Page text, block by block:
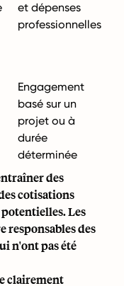
et dépenses
professionnelles
Engagement
basé sur un
projet ou à
durée
déterminée
des
cotisations
potentielles. Les
responsables des
n'ont pas été
clairement